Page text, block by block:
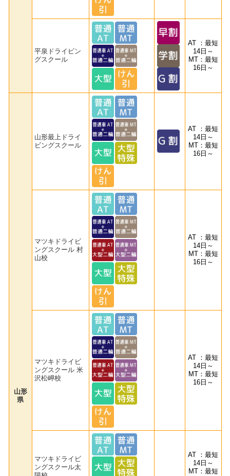
平泉ドライビン
グスクール
AT ：最短
14日～
MT：最短
16日～
山形
県
山形最上ドライ
ビングスクール
AT ：最短
14日～
MT：最短
16日～
マツキドライビ
ングスクール 村
山校
AT ：最短
14日～
MT：最短
16日～
マツキドライビ
ングスクール 米
沢松岬校
AT ：最短
14日～
MT：最短
16日～
マツキドライビ
ングスクール太
AT ：最短
14日～
MT：最短